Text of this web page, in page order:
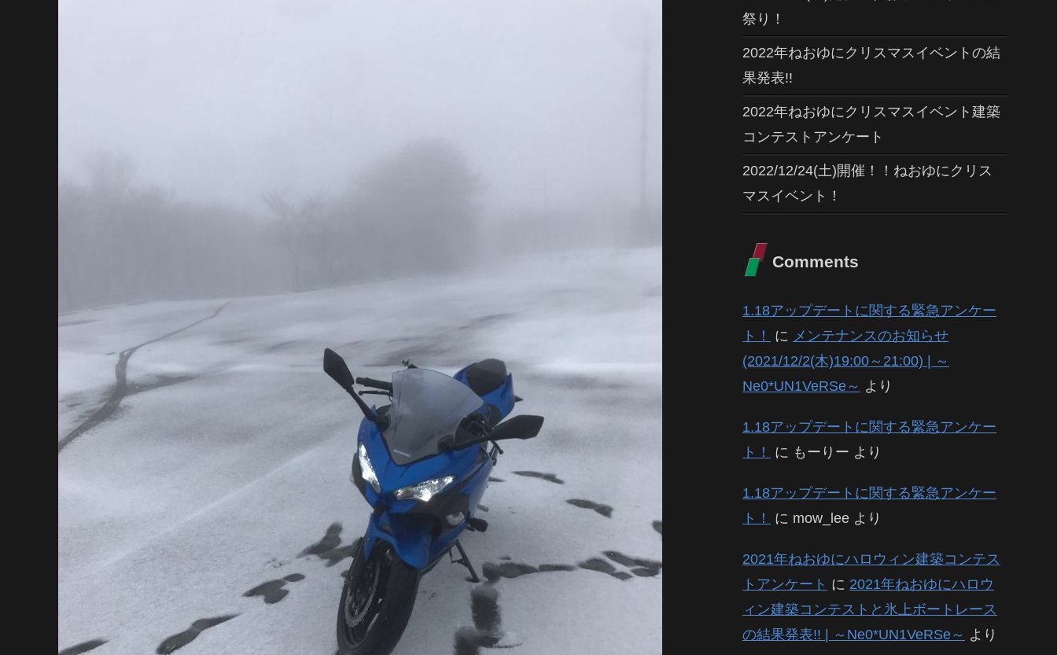
祭り！
2022年ねおゆにクリスマスイベントの結
果発表!!
2022年ねおゆにクリスマスイベント建築
コンテストアンケート
2022/12/24(土)開催！！ねおゆにクリス
マスイベント！
Comments
1.18アップデートに関する緊急アンケー
ト！
に メンテナンスのお知らせ
(2021/12/2(木)19:00～21:00) | ～
Ne0*UN1VeRSe～ より
1.18アップデートに関する緊急アンケー
ト！
に もーりー より
1.18アップデートに関する緊急アンケー
ト！
に mow_lee より
2021年ねおゆにハロウィン建築コンテス
トアンケート に 2021年ねおゆにハロウ
ィン建築コンテストと氷上ボートレース
の結果発表!! | ～Ne0*UN1VeRSe～ より